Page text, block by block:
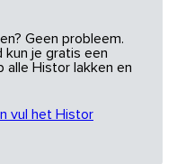
Geen probleem.
kun je gratis een
alle Histor lakken en
vul het Histor